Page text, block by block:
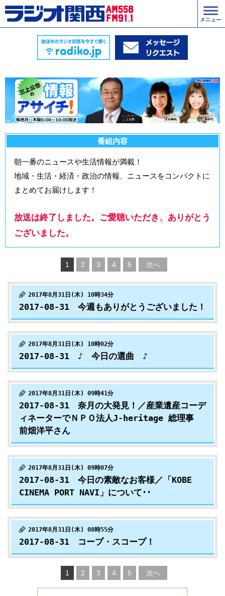
番組内容
朝一番のニュースや生活情報が満載！
地域・生活・経済・政治の情報、ニュースをコンパクトに
まとめてお届けします！
放送は終了しました。ご愛聴いただき、ありがとう
ございました。
1 2 3 4 5 次へ
2017年8月31日(木) 10時34分
2017-08-31 今週もありがとうございました！
2017年8月31日(木) 10時02分
2017-08-31 ♪ 今日の選曲 ♪
2017年8月31日(木) 09時41分
2017-08-31 奈月の大発見！／産業遺産コーデ
ィネーターでＮＰＯ法人J-heritage 総理事
前畑洋平さん
2017年8月31日(木) 09時07分
2017-08-31 今日の素敵なお客様／「KOBE
CINEMA PORT NAVI」について･･
2017年8月31日(木) 08時55分
2017-08-31 コープ・スコープ！
1 2 3 4 5 次へ